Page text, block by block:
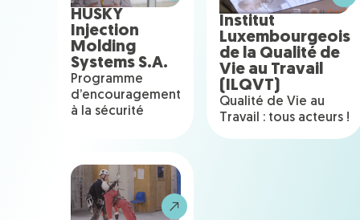
HUSKY
Injection
Molding
Systems S.A.
Programme
d’encouragement
à la sécurité
Institut
Luxembourgeois
de la Qualité de
Vie au Travail
(ILQVT)
Qualité de Vie au
Travail : tous acteurs !